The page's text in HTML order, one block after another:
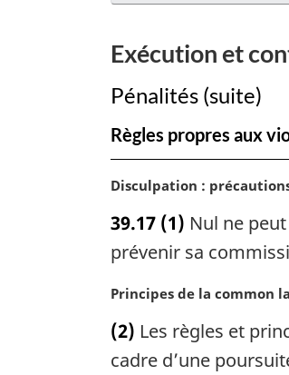
Exécution et
Pénalités (suite)
Règles propres aux
N
t
e
m
a
g
i
Disculpation :
39.17 (1) Nul ne
prévenir sa
N
t
e
Principes de la common
(2) Les règles et
cadre d’une